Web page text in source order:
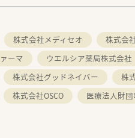
株式会社メディセオ
株式会
ーマ
ウエルシア薬局株式会社
株式会社グッドネイバー
株
株式会社OSCO
医療法人財